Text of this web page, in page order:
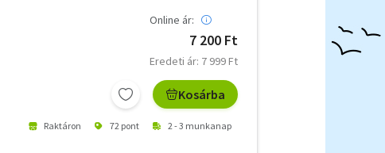
Online ár:
7 200 Ft
Eredeti ár: 7 999 Ft
Kosárba
Raktáron 72 pont 2 - 3 munkanap